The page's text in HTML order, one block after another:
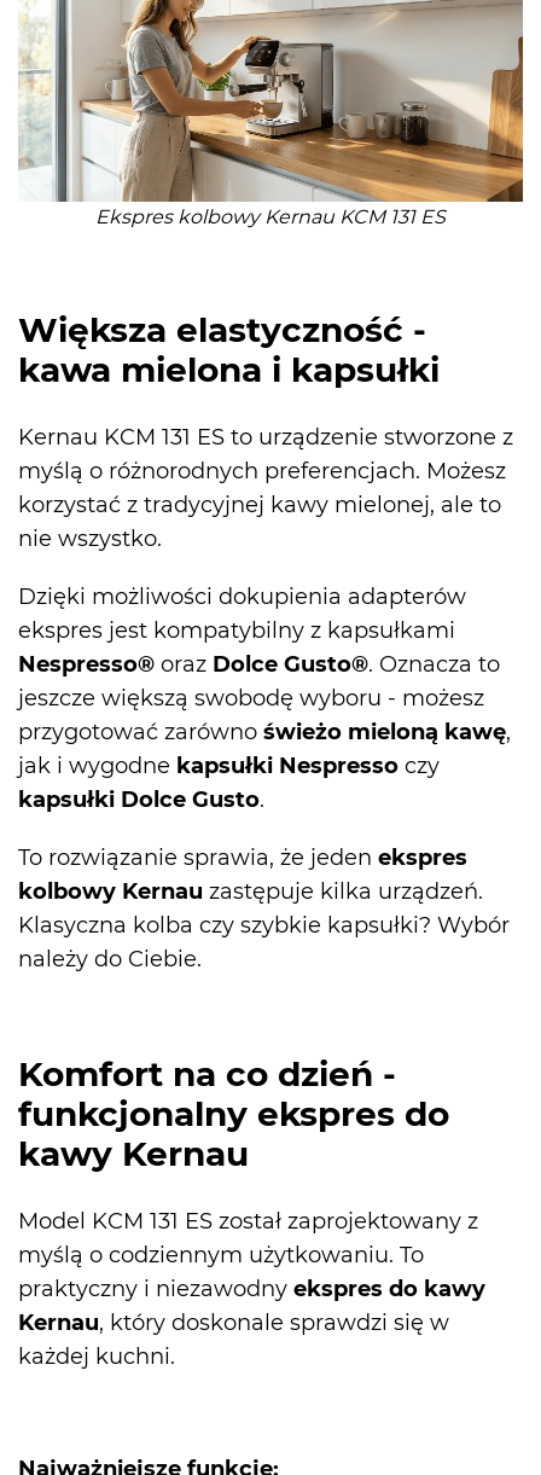
Ekspres kolbowy Kernau KCM 131 ES
Większa elastyczność -
kawa mielona i kapsułki
Kernau KCM 131 ES to urządzenie stworzone z
myślą o różnorodnych preferencjach. Możesz
korzystać z tradycyjnej kawy mielonej, ale to
nie wszystko.
Dzięki możliwości dokupienia adapterów
ekspres jest kompatybilny z kapsułkami
Nespresso® oraz Dolce Gusto®. Oznacza to
jeszcze większą swobodę wyboru - możesz
przygotować zarówno świeżo mieloną kawę,
jak i wygodne kapsułki Nespresso czy
kapsułki Dolce Gusto.
To rozwiązanie sprawia, że jeden ekspres
kolbowy Kernau zastępuje kilka urządzeń.
Klasyczna kolba czy szybkie kapsułki? Wybór
należy do Ciebie.
Komfort na co dzień -
funkcjonalny ekspres do
kawy Kernau
Model KCM 131 ES został zaprojektowany z
myślą o codziennym użytkowaniu. To
praktyczny i niezawodny ekspres do kawy
Kernau, który doskonale sprawdzi się w
każdej kuchni.
Najważniejsze funkcje: